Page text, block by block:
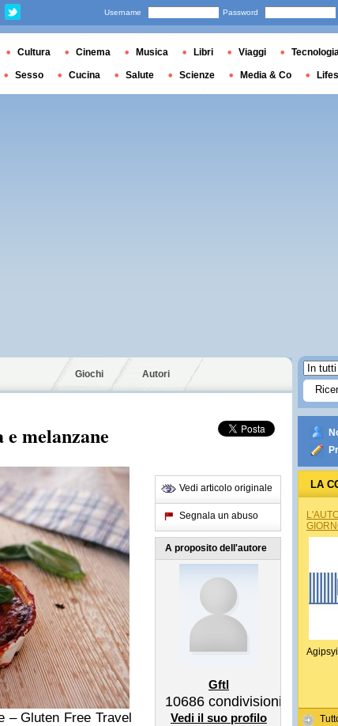
Giochi Autori
melanzane
– Gluten Free Travel
Vedi articolo originale
Segnala un abuso
A proposito dell'autore
Gftl
10686 condivisioni
Vedi il suo profilo
LA
Username Password
Cultura Cinema Musica Libri Viaggi
Sesso Cucina Salute Scienze Media & Co